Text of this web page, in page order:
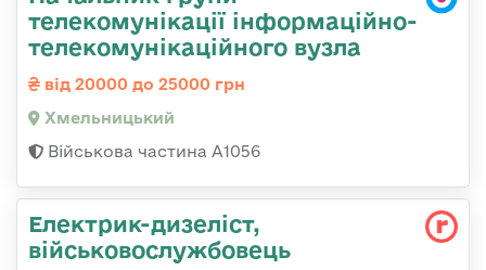
телекомунікації інформаційно-
телекомунікаційного вузла
від 20000 до 25000 грн
Хмельницький
Військова частина А1056
Електрик-дизеліст,
військовослужбовець